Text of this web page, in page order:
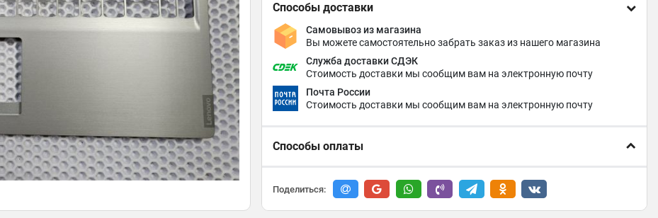
Способы доставки
Самовывоз из магазина
Вы можете самостоятельно забрать заказ из нашего магазина
Служба доставки СДЭК
Стоимость доставки мы сообщим вам на электронную почту
Почта России
Стоимость доставки мы сообщим вам на электронную почту
Способы оплаты
Поделиться: